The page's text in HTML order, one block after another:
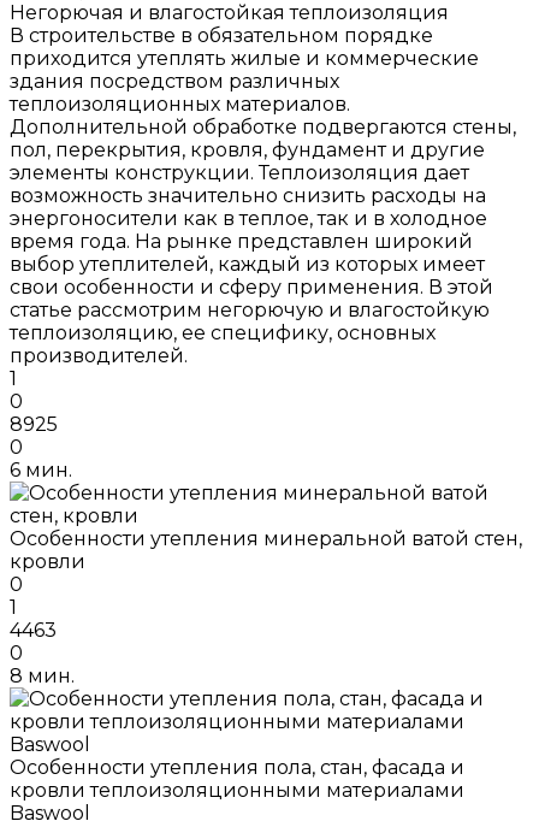
Негорючая и влагостойкая теплоизоляция
В строительстве в обязательном порядке
приходится утеплять жилые и коммерческие
здания посредством различных
теплоизоляционных материалов.
Дополнительной обработке подвергаются стены,
пол, перекрытия, кровля, фундамент и другие
элементы конструкции. Теплоизоляция дает
возможность значительно снизить расходы на
энергоносители как в теплое, так и в холодное
время года. На рынке представлен широкий
выбор утеплителей, каждый из которых имеет
свои особенности и сферу применения. В этой
статье рассмотрим негорючую и влагостойкую
теплоизоляцию, ее специфику, основных
производителей.
1
0
8925
0
6 мин.
Особенности утепления минеральной ватой стен,
кровли
0
1
4463
0
8 мин.
Особенности утепления пола, стан, фасада и
кровли теплоизоляционными материалами
Baswool